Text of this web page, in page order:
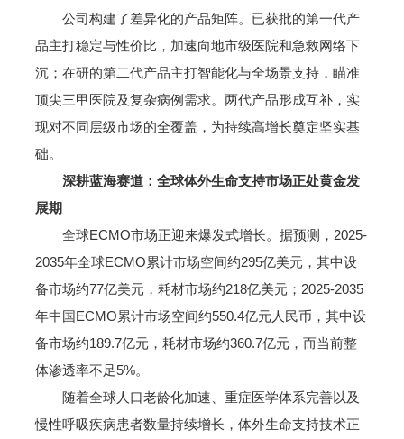
公司构建了差异化的产品矩阵。已获批的第一代产
品主打稳定与性价比，加速向地市级医院和急救网络下
沉；在研的第二代产品主打智能化与全场景支持，瞄准
顶尖三甲医院及复杂病例需求。两代产品形成互补，实
现对不同层级市场的全覆盖，为持续高增长奠定坚实基
础。
深耕蓝海赛道：全球体外生命支持市场正处黄金发
展期
全球ECMO市场正迎来爆发式增长。据预测，2025-
2035年全球ECMO累计市场空间约295亿美元，其中设
备市场约77亿美元，耗材市场约218亿美元；2025-2035
年中国ECMO累计市场空间约550.4亿元人民币，其中设
备市场约189.7亿元，耗材市场约360.7亿元，而当前整
体渗透率不足5%。
随着全球人口老龄化加速、重症医学体系完善以及
慢性呼吸疾病患者数量持续增长，体外生命支持技术正